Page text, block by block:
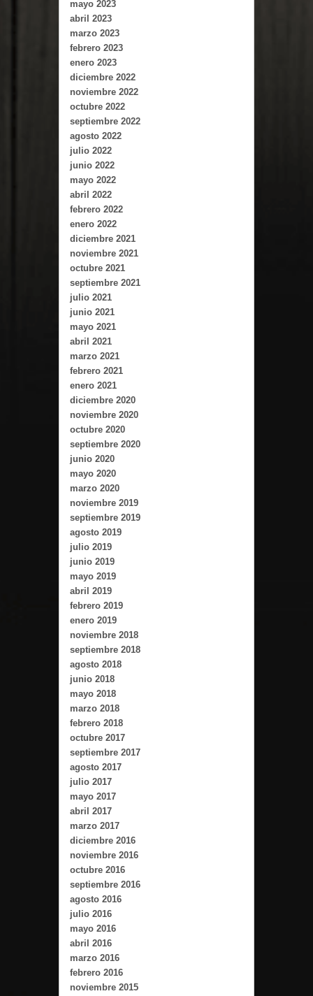
mayo 2023
abril 2023
marzo 2023
febrero 2023
enero 2023
diciembre 2022
noviembre 2022
octubre 2022
septiembre 2022
agosto 2022
julio 2022
junio 2022
mayo 2022
abril 2022
febrero 2022
enero 2022
diciembre 2021
noviembre 2021
octubre 2021
septiembre 2021
julio 2021
junio 2021
mayo 2021
abril 2021
marzo 2021
febrero 2021
enero 2021
diciembre 2020
noviembre 2020
octubre 2020
septiembre 2020
junio 2020
mayo 2020
marzo 2020
noviembre 2019
septiembre 2019
agosto 2019
julio 2019
junio 2019
mayo 2019
abril 2019
febrero 2019
enero 2019
noviembre 2018
septiembre 2018
agosto 2018
junio 2018
mayo 2018
marzo 2018
febrero 2018
octubre 2017
septiembre 2017
agosto 2017
julio 2017
mayo 2017
abril 2017
marzo 2017
diciembre 2016
noviembre 2016
octubre 2016
septiembre 2016
agosto 2016
julio 2016
mayo 2016
abril 2016
marzo 2016
febrero 2016
noviembre 2015